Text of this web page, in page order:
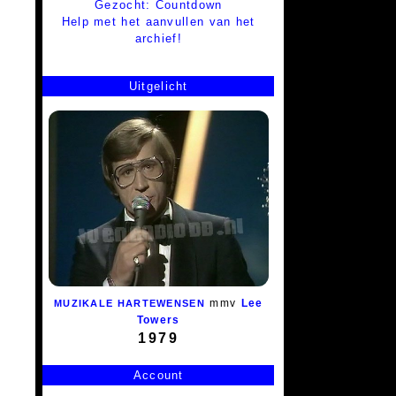
Gezocht: Countdown
Help met het aanvullen van het
archief!
Uitgelicht
MUZIKALE HARTEWENSEN mmv Lee
Towers
1979
Account